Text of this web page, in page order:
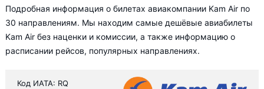
Подробная информация о билетах авиакомпании Kam Air по
30 направлениям. Мы находим самые дешёвые авиабилеты
Kam Air без наценки и комиссии, а также информацию о
расписании рейсов, популярных направлениях.
Код ИАТА: RQ